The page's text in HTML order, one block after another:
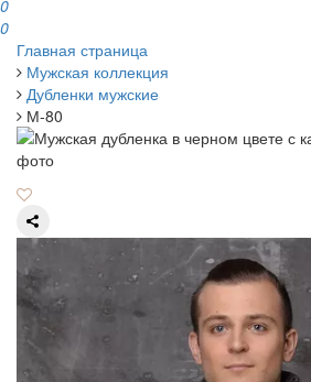
0
0
Главная страница
Мужская коллекция
Дубленки мужские
М-80